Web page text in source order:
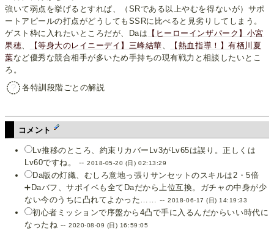
強いて弱点を挙げるとすれば、（SRである以上やむを得ないが）サポ
ートアピールの打点がどうしてもSSRに比べると見劣りしてしまう。
ゲスト枠に入れたいところだが、Daは 【ヒーローインザパーク】小宮
果穂、 【等身大のレイニーデイ】三峰結華、
【熱血指導！】有栖川夏
葉など優秀な競合相手が多いため手持ちの現有戦力と相談したいとこ
ろ。
各特訓段階ごとの解説
コメント
Lv推移のところ、約束リカバーLv3がLv65は誤り。正しくは
Lv60ですね。 --2018-05-20 (日) 02:13:29
Da版の灯織、むしろ意地っ張りサンセットのスキルは2・5倍
➕Daバフ、サポイベも全てDaだから上位互換。ガチャの中身が少
ない今のうちに凸れてよかった…… --2018-06-17 (日) 14:19:33
初心者ミッションで序盤から4凸で手に入るんだからいい時代に
なったね --2020-08-09 (日) 16:59:05